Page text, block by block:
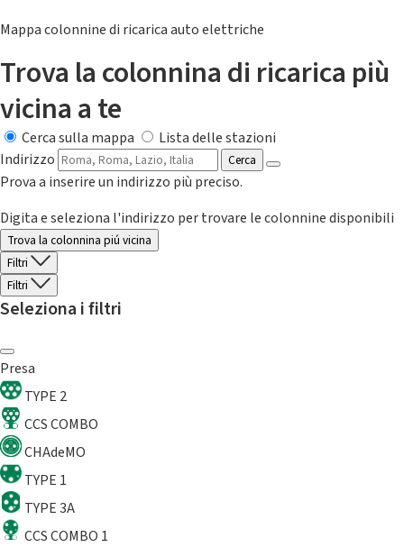
Mappa colonnine di ricarica auto elettriche
Trova la colonnina di ricarica più
vicina a te
Cerca sulla mappa
Lista delle stazioni
Indirizzo
Cerca
Prova a inserire un indirizzo più preciso.
Digita e seleziona l'indirizzo per trovare le colonnine disponibili
Trova la colonnina piú vicina
Filtri
Filtri
Seleziona i filtri
Presa
TYPE 2
CCS COMBO
CHAdeMO
TYPE 1
TYPE 3A
CCS COMBO 1